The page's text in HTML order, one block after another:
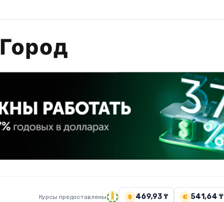
Курсы предоставлены $ 469,93 ₸ € 541,64 ₸